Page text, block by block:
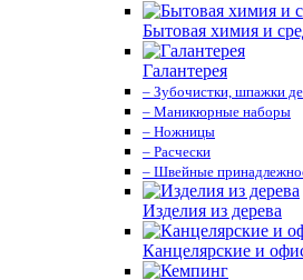
Бытовая химия и
Галантерея
– Зубочистки, шпажки
– Маникюрные наборы
– Ножницы
– Расчески
– Швейные
Изделия из дерева
Канцелярские и